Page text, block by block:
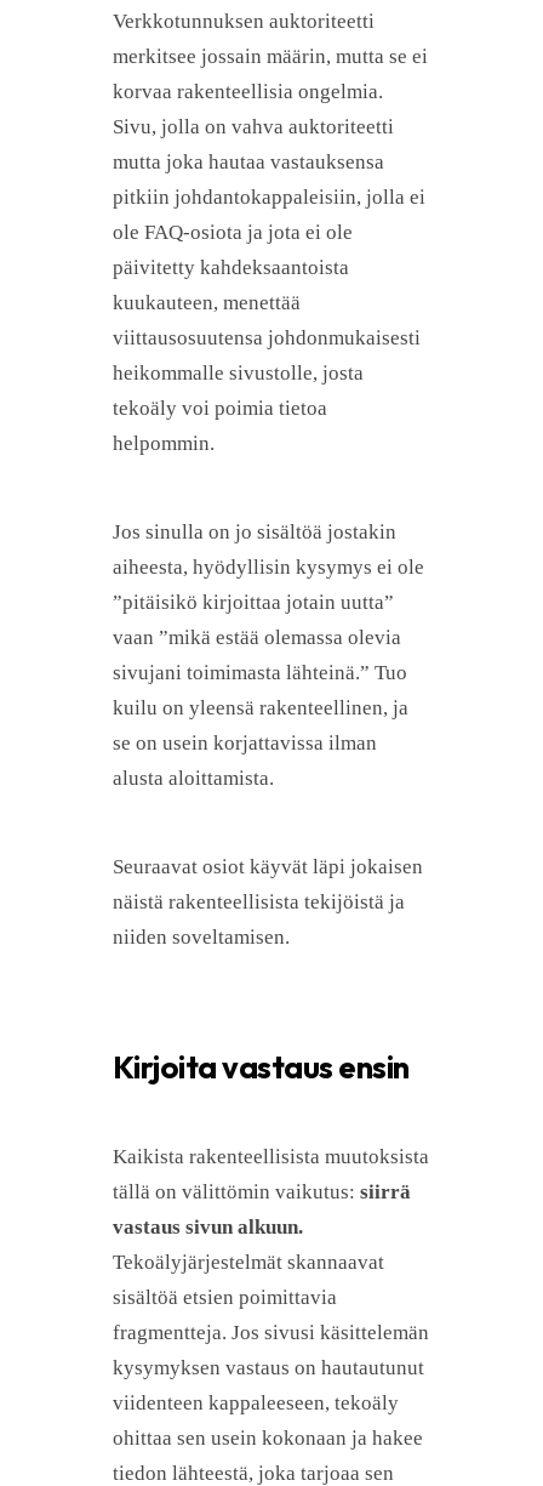
Verkkotunnuksen auktoriteetti
merkitsee jossain määrin, mutta se ei
korvaa rakenteellisia ongelmia.
Sivu, jolla on vahva auktoriteetti
mutta joka hautaa vastauksensa
pitkiin johdantokappaleisiin, jolla ei
ole FAQ-osiota ja jota ei ole
päivitetty kahdeksaantoista
kuukauteen, menettää
viittausosuutensa johdonmukaisesti
heikommalle sivustolle, josta
tekoäly voi poimia tietoa
helpommin.
Jos sinulla on jo sisältöä jostakin
aiheesta, hyödyllisin kysymys ei ole
”pitäisikö kirjoittaa jotain uutta”
vaan ”mikä estää olemassa olevia
sivujani toimimasta lähteinä.” Tuo
kuilu on yleensä rakenteellinen, ja
se on usein korjattavissa ilman
alusta aloittamista.
Seuraavat osiot käyvät läpi jokaisen
näistä rakenteellisista tekijöistä ja
niiden soveltamisen.
Kirjoita vastaus ensin
Kaikista rakenteellisista muutoksista
tällä on välittömin vaikutus: siirrä
vastaus sivun alkuun.
Tekoälyjärjestelmät skannaavat
sisältöä etsien poimittavia
fragmentteja. Jos sivusi käsittelemän
kysymyksen vastaus on hautautunut
viidenteen kappaleeseen, tekoäly
ohittaa sen usein kokonaan ja hakee
tiedon lähteestä, joka tarjoaa sen